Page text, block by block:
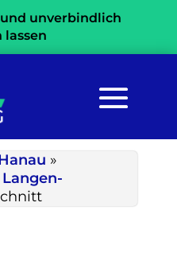
unverbindlich
lassen
»
Langen-